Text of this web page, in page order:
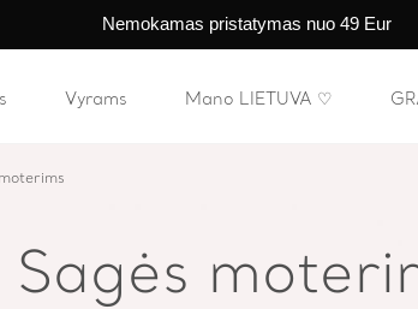
Nemokamas pristatymas nuo 49 Eur
Vyrams Mano LIETUVA ♡
Sagės